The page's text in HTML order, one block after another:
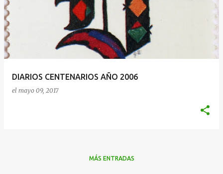
DIARIOS CENTENARIOS AÑO 2006
el mayo 09, 2017
MÁS ENTRADAS